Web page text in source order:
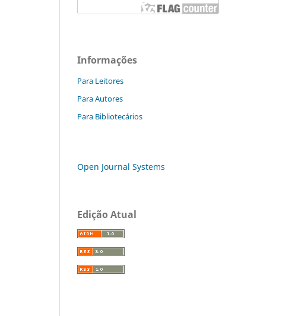
Informações
Para Leitores
Para Autores
Para Bibliotecários
Open Journal Systems
Edição Atual